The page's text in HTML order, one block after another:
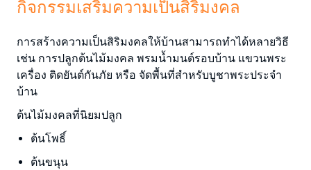
กิจกรรมเสริมความเป็นสิริมงคล
การสร้างความเป็นสิริมงคลให้บ้านสามารถทำได้หลายวิธี
เช่น การปลูกต้นไม้มงคล พรมน้ำมนต์รอบบ้าน แขวนพระ
เครื่อง ติดยันต์กันภัย หรือ จัดพื้นที่สำหรับบูชาพระประจำ
บ้าน
ต้นไม้มงคลที่นิยมปลูก
ต้นโพธิ์
ต้นขนุน